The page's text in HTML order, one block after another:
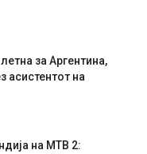
за Аргентина,
асистентот на
на МТВ 2: